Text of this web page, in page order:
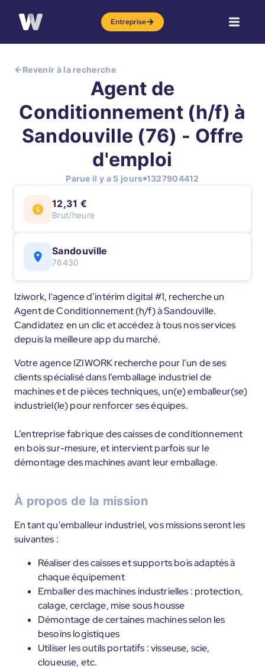
Entreprise
Revenir à la recherche
Agent de
Conditionnement (h/f) à
Sandouville (76) - Offre
d'emploi
Parue il y a 5 jours 1327904412
12,31 €
Brut/heure
Sandouville
76430
Iziwork, l'agence d’intérim digital #1, recherche un
Agent de Conditionnement (h/f) à Sandouville.
Candidatez en un clic et accédez à tous nos services
depuis la meilleure app du marché.
Votre agence IZIWORK recherche pour l’un de ses
clients spécialisé dans l’emballage industriel de
machines et de pièces techniques, un(e) emballeur(se)
industriel(le) pour renforcer ses équipes.
L’entreprise fabrique des caisses de conditionnement
en bois sur-mesure, et intervient parfois sur le
démontage des machines avant leur emballage.
À propos de la mission
En tant qu'emballeur industriel, vos missions seront les
suivantes :
Réaliser des caisses et supports bois adaptés à
chaque équipement
Emballer des machines industrielles : protection,
calage, cerclage, mise sous housse
Démontage de certaines machines selon les
besoins logistiques
Utiliser les outils portatifs : visseuse, scie,
cloueuse, etc.